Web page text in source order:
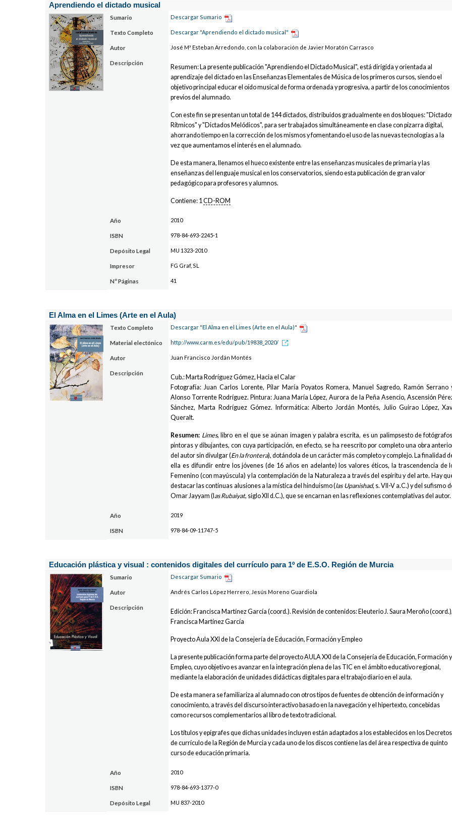
Aprendiendo el dictado musical
Sumario Descargar Sumario
Texto Completo Descargar "Aprendiendo el dictado musical"
Autor José Mª Esteban Arredondo, con la colaboración de Javier Moratón Carrasco
Descripción
Resumen: La presente publicación "Aprendiendo el Dictado Musical", está dirigida y orientada al
aprendizaje del dictado en las Enseñanzas Elementales de Música de los primeros cursos, siendo el
objetivo principal educar el oído musical de forma ordenada y progresiva, a partir de los conocimientos
previos del alumnado.
Con este fin se presentan un total de 144 dictados, distribuidos gradualmente en dos bloques:
Rítmicos" y "Dictados Melódicos", para ser trabajados simultáneamente en clase con pizarra digital,
ahorrando tiempo en la corrección de los mismos y fomentando el uso de las nuevas tecnologías a la
vez que aumentamos el interés en el alumnado.
De esta manera, llenamos el hueco existente entre las enseñanzas musicales de primaria y las
enseñanzas del lenguaje musical en los conservatorios, siendo esta publicación de gran valor
pedagógico para profesores y alumnos.
Contiene: 1CD-ROM
Año 2010
ISBN 978-84-693-2245-1
Depósito Legal MU 1323-2010
Impresor FG Graf, SL
Nº Páginas 41
El Alma en el Limes (Arte en el Aula)
Texto Completo Descargar "El Alma en el Limes (Arte en el Aula)"
Material electónico http://www.carm.es/edu/pub/19838_2020/
Autor Juan Francisco Jordán Montés
Descripción
Cub.: Marta Rodríguez Gómez, Hacia el Calar
Fotografía: Juan Carlos Lorente, Pilar María Poyatos Romera, Manuel Sagredo, Ramón Serrano
Alonso Torrente Rodríguez. Pintura: Juana María López, Aurora de la Peña Asencio, Ascensión
Sánchez, Marta Rodríguez Gómez. Informática: Alberto Jordán Montés, Julio Guirao López,
Queralt.
Resumen: Limes, libro en el que se aúnan imagen y palabra escrita, es un palimpsesto de
pintoras y dibujantes, con cuya participación, en efecto, se ha reescrito por completo una obra
del autor sin divulgar (En la frontera), dotándola de un carácter más completo y complejo. La finalidad
ella es difundir entre los jóvenes (de 16 años en adelante) los valores éticos, la trascendencia de
Femenino (con mayúscula) y la contemplación de la Naturaleza a través del espíritu y del arte. Hay
destacar las continuas alusiones a la mística del hinduismo (las Upanishad, s. VII-V a.C.) y del sufismo
Omar Jayyam (l as Rubaiyat, siglo XII d.C.), que se encarnan en las reflexiones contemplativas del autor.
Año 2019
ISBN 978-84-09-11747-5
Educación plástica y visual : contenidos digitales del currículo para 1º de E.S.O. Región de Murcia
Sumario Descargar Sumario
Autor Andrés Carlos López Herrero, Jesús Moreno Guardiola
Descripción
Edición: Francisca Martínez García (coord.). Revisión de contenidos: Eleuterio J. Saura Meroño (coord.),
Francisca Martínez García
Proyecto Aula XXI de la Consejería de Educación, Formación y Empleo
La presente publicación forma parte del proyecto AULA XXI de la Consejería de Educación, Formación y
Empleo, cuyo objetivo es avanzar en la integración plena de las TIC en el ámbito educativo regional,
mediante la elaboración de unidades didácticas digitales para el trabajo diario en el aula.
De esta manera se familiariza al alumnado con otros tipos de fuentes de obtención de información y
conocimiento, a través del discurso interactivo basado en la navegación y el hipertexto, concebidas
como recursos complementarios al libro de texto tradicional.
Los títulos y epígrafes que dichas unidades incluyen están adaptados a los establecidos en los Decretos
de currículo de la Región de Murcia y cada uno de los discos contiene las del área respectiva de quinto
curso de educación primaria.
Año 2010
ISBN 978-84-693-1377-0
Depósito Legal MU 837-2010